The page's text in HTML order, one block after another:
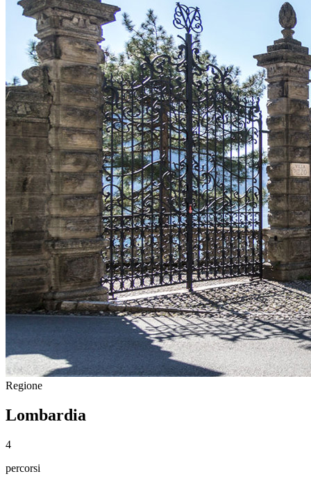
Regione
Lombardia
4
percorsi